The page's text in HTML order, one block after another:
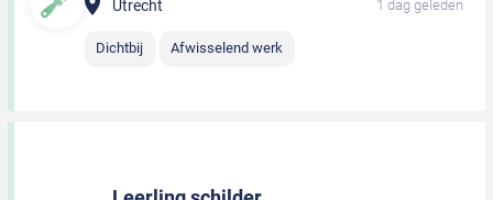
Utrecht 1 dag geleden
Dichtbij Afwisselend werk